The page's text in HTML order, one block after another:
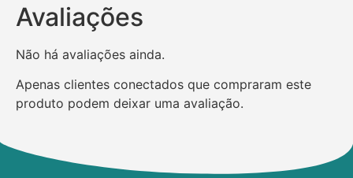
Avaliações
Não há avaliações ainda.
Apenas clientes conectados que compraram este
produto podem deixar uma avaliação.